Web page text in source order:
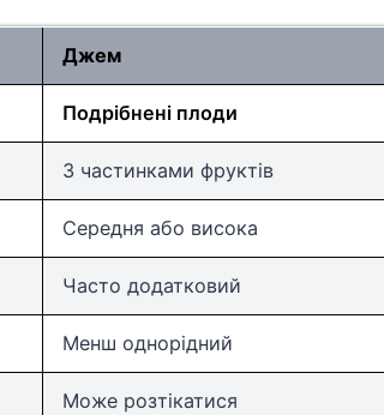
Джем
Подрібнені плоди
З частинками фруктів
Середня або висока
Часто додатковий
Менш однорідний
Може розтікатися